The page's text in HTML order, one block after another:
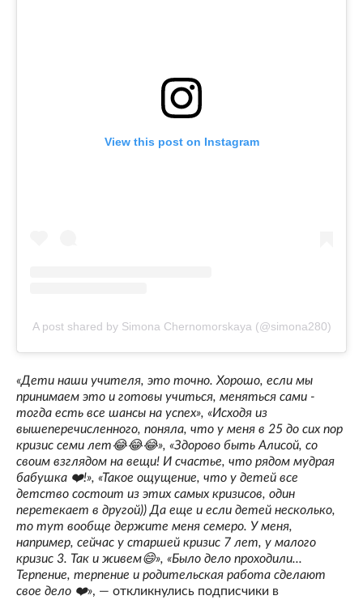
View this post on Instagram
A post shared by Simona Chernomorskaya (@simona280)
«Дети наши учителя, это точно. Хорошо, если мы
принимаем это и готовы учиться, меняться сами -
тогда есть все шансы на успех», «Исходя из
вышеперечисленного, поняла, что у меня в 25 до сих пор
кризис семи лет😂😂😂», «Здорово быть Алисой, со
своим взглядом на вещи! И счастье, что рядом мудрая
бабушка ❤️!», «Такое ощущение, что у детей все
детство состоит из этих самых кризисов, один
перетекает в другой)) Да еще и если детей несколько,
то тут вообще держите меня семеро. У меня,
например, сейчас у старшей кризис 7 лет, у малого
кризис 3. Так и живем😄», «Было дело проходили...
Терпение, терпение и родительская работа сделают
свое дело ❤️», — откликнулись подписчики в